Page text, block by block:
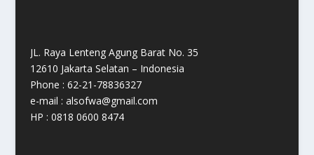
JL. Raya Lenteng Agung Barat No. 35
12610 Jakarta Selatan – Indonesia
Phone : 62-21-78836327
e-mail : alsofwa@gmail.com
HP : 0818 0600 8474